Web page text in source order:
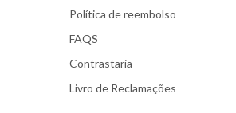
Política de reembolso
FAQS
Contrastaria
Livro de Reclamações